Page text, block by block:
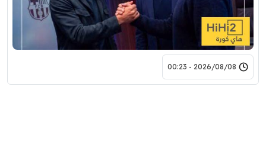
2026/08/08 - 00:23